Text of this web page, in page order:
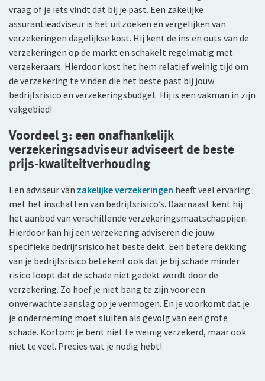
vraag of je iets vindt dat bij je past. Een zakelijke
assurantieadviseur is het uitzoeken en vergelijken van
verzekeringen dagelijkse kost. Hij kent de ins en outs van de
verzekeringen op de markt en schakelt regelmatig met
verzekeraars. Hierdoor kost het hem relatief weinig tijd om
de verzekering te vinden die het beste past bij jouw
bedrijfsrisico en verzekeringsbudget. Hij is een vakman in zijn
vakgebied!
Voordeel 3: een onafhankelijk
verzekeringsadviseur adviseert de beste
prijs-kwaliteitverhouding
Een adviseur van zakelijke verzekeringen heeft veel ervaring
met het inschatten van bedrijfsrisico’s. Daarnaast kent hij
het aanbod van verschillende verzekeringsmaatschappijen.
Hierdoor kan hij een verzekering adviseren die jouw
specifieke bedrijfsrisico het beste dekt. Een betere dekking
van je bedrijfsrisico betekent ook dat je bij schade minder
risico loopt dat de schade niet gedekt wordt door de
verzekering. Zo hoef je niet bang te zijn voor een
onverwachte aanslag op je vermogen. En je voorkomt dat je
je onderneming moet sluiten als gevolg van een grote
schade. Kortom: je bent niet te weinig verzekerd, maar ook
niet te veel. Precies wat je nodig hebt!